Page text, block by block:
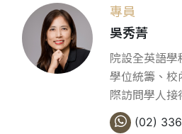
專員
吳秀菁
院設全英語
學位統籌、校
際訪問學人接
(02)